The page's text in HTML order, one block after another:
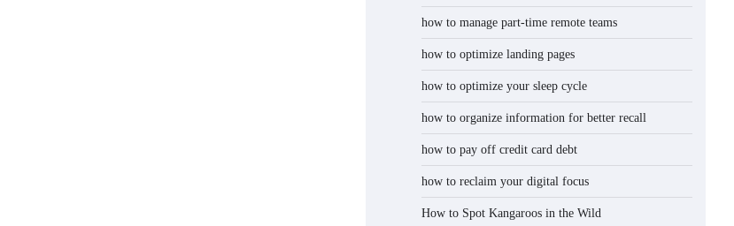
how to manage part-time remote teams
how to optimize landing pages
how to optimize your sleep cycle
how to organize information for better recall
how to pay off credit card debt
how to reclaim your digital focus
How to Spot Kangaroos in the Wild